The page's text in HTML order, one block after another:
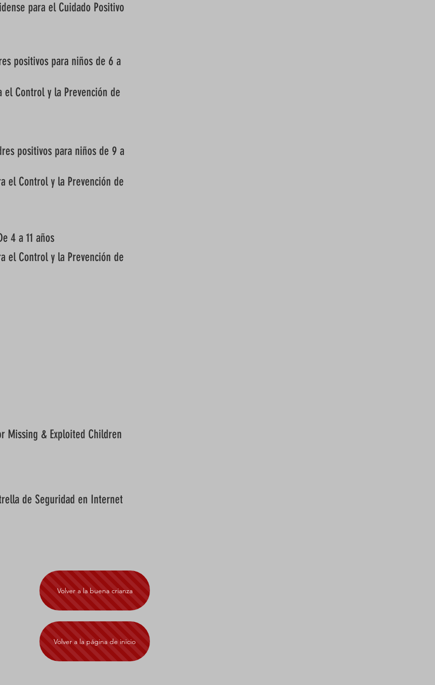
para el Cuidado Positivo
positivos para niños de 6 a
el Control y la Prevención de
positivos para niños de 9 a
el Control y la Prevención de
4 a 11 años
el Control y la Prevención de
Missing & Exploited Children
de Seguridad en Internet
Volver a la buena crianza
Volver a la página de inicio